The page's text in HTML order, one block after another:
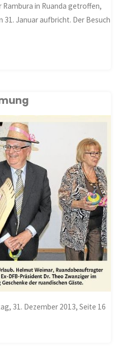
in Ruanda getroffen,
31. Januar aufbricht. Der Besuch
31. Dezember 2013, Seite 16